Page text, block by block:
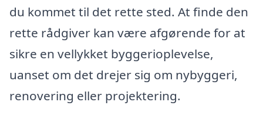
du kommet til det rette sted. At finde den
rette rådgiver kan være afgørende for at
sikre en vellykket byggerioplevelse,
uanset om det drejer sig om nybyggeri,
renovering eller projektering.